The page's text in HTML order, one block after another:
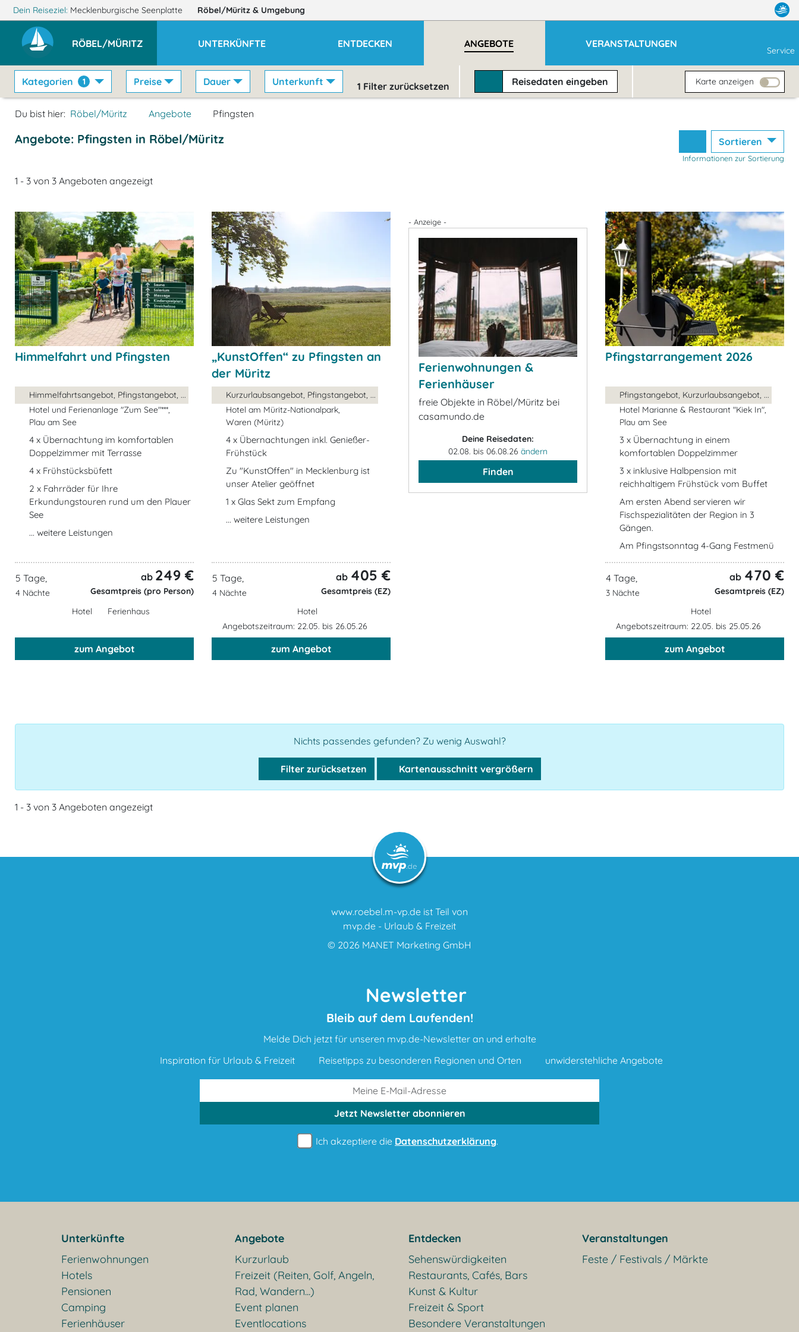
Dein Reiseziel: Mecklenburgische Seenplatte Röbel/Müritz & Umgebung
RÖBEL/MÜRITZ UNTERKÜNFTE ENTDECKEN ANGEBOTE VERANSTALTUNGEN
Service
Kategorien 1 Preise Dauer Unterkunft 1 Filter zurücksetzen Reisedateneingeben Karte anzeigen
Du bist hier: Röbel/Müritz Angebote Pfingsten
Angebote: Pfingsten in Röbel/Müritz Sortieren
Informationen zur Sortierung
1 - 3 von 3 Angeboten angezeigt
Himmelfahrt und Pfingsten
Himmelfahrtsangebot, Pfingstangebot, ...
Hotel und Ferienanlage "Zum See"***,
Plau am See
4 x Übernachtung im komfortablen
Doppelzimmer mit Terrasse
4 x Frühstücksbüfett
2 x Fahrräder für Ihre
Erkundungstouren rund um den Plauer
See
... weitere Leistungen
5 Tage,
4 Nächte
ab 249 €
Gesamtpreis (pro Person)
Hotel
Ferienhaus
zum Angebot
„KunstOffen“ zu Pfingsten an
der Müritz
Kurzurlaubsangebot, Pfingstangebot, ...
Hotel am Müritz-Nationalpark,
Waren (Müritz)
4 x Übernachtungen inkl. Genießer-
Frühstück
Zu "KunstOffen" in Mecklenburg ist
unser Atelier geöffnet
1 x Glas Sekt zum Empfang
... weitere Leistungen
5 Tage,
4 Nächte
ab 405 €
Gesamtpreis (EZ)
Hotel
Angebotszeitraum: 22.05. bis 26.05.26
zum Angebot
- Anzeige -
Ferienwohnungen &
Ferienhäuser
freie Objekte in Röbel/Müritz bei
casamundo.de
Deine Reisedaten:
02.08. bis 06.08.26 ändern
Finden
Pfingstarrangement 2026
Pfingstangebot, Kurzurlaubsangebot, ...
Hotel Marianne & Restaurant "Kiek In",
Plau am See
3 x Übernachtung in einem
komfortablen Doppelzimmer
3 x inklusive Halbpension mit
reichhaltigem Frühstück vom Buffet
Am ersten Abend servieren wir
Fischspezialitäten der Region in 3
Gängen.
Am Pfingstsonntag 4-Gang Festmenü
4 Tage,
3 Nächte
ab 470 €
Gesamtpreis (EZ)
Hotel
Angebotszeitraum: 22.05. bis 25.05.26
zum Angebot
Nichts passendes gefunden? Zu wenig Auswahl?
Filter zurücksetzen Kartenausschnitt vergrößern
1 - 3 von 3 Angeboten angezeigt
www.roebel.m-vp.de ist Teil von
mvp.de - Urlaub & Freizeit
© 2026 MANET Marketing GmbH
Newsletter
Bleib auf dem Laufenden!
Melde Dich jetzt für unseren mvp.de-Newsletter an und erhalte
Inspiration für Urlaub & Freizeit
Reisetipps zu besonderen Regionen und Orten unwiderstehliche Angebote
Jetzt Newsletterabonnieren
Ich akzeptiere die Datenschutzerklärung.
Unterkünfte
Ferienwohnungen
Hotels
Pensionen
Camping
Ferienhäuser
Angebote
Kurzurlaub
Freizeit (Reiten, Golf, Angeln,
Rad, Wandern...)
Event planen
Eventlocations
Entdecken
Sehenswürdigkeiten
Restaurants, Cafés, Bars
Kunst & Kultur
Freizeit & Sport
Besondere Veranstaltungen
Veranstaltungen
Feste / Festivals / Märkte